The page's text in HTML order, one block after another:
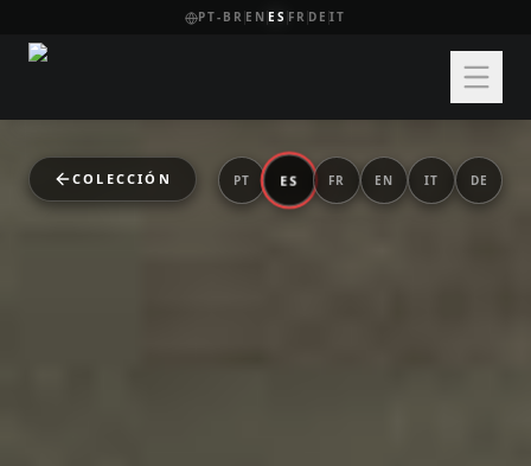
PT-BR EN ES FR DE IT
COLECCIÓN PT ES FR EN IT DE